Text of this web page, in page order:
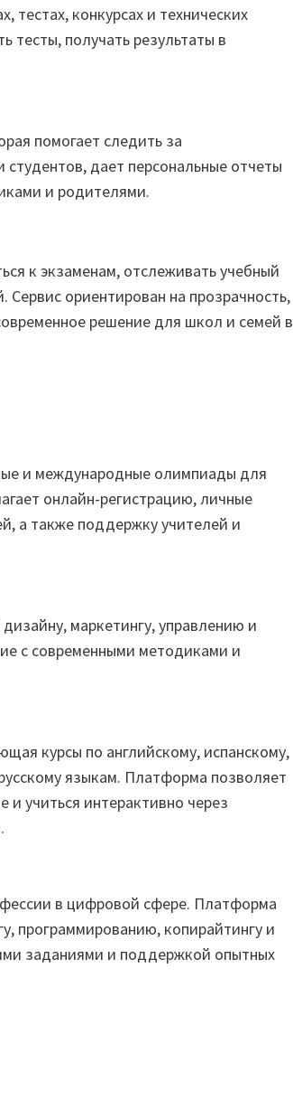
тестах, конкурсах и технических
тесты, получать результаты в
помогает следить за
дает персональные отчеты
и родителями.
к экзаменам, отслеживать учебный
ориентирован на прозрачность,
решение для школ и семей в
и международные олимпиады для
онлайн-регистрацию, личные
а также поддержку учителей и
маркетингу, управлению и
с современными методиками и
курсы по английскому, испанскому,
языкам. Платформа позволяет
и учиться интерактивно через
в цифровой сфере. Платформа
программированию, копирайтингу и
заданиями и поддержкой опытных